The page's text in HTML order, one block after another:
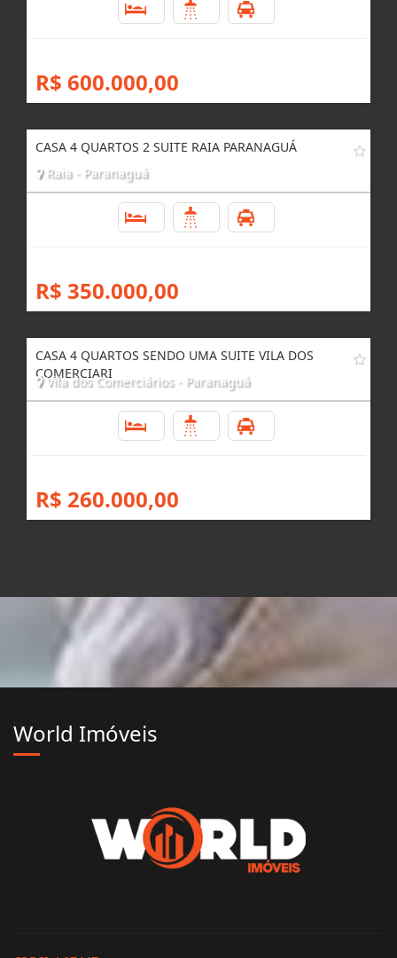
R$ 600.000,00
CASA 4 QUARTOS 2 SUITE RAIA PARANAGUÁ
Raia - Paranaguá
R$ 350.000,00
CASA 4 QUARTOS SENDO UMA SUITE VILA DOS
COMERCIARI
Vila dos Comerciários - Paranaguá
R$ 260.000,00
World Imóveis